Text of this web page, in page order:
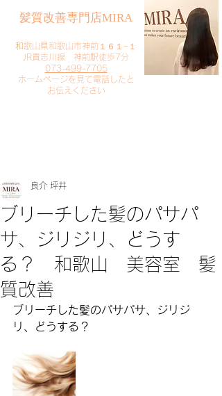
​髪質改善専門店MIRA
​和歌山県和歌山市神前１６１−１
JR貴志川線 神前駅徒歩7分
073-499-7705
​ホームページを見て電話したと
お伝えください
ブリーチした髪のパサパ
サ、ジリジリ、どうす
る？ 和歌山 美容室 髪
質改善
良介 坪井
ブリーチした髪のパサパサ、ジリジ
リ、どうする？